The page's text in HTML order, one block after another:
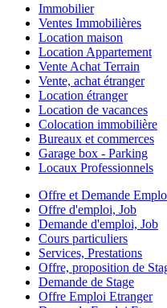
Immobilier
Ventes Immobilières
Location maison
Location Appartement
Vente Achat Terrain
Vente, achat étranger
Location étranger
Location de vacances
Colocation immobilière
Bureaux et commerces
Garage box - Parking
Locaux Professionnels
Offre et Demande
Offre d'emploi, Job
Demande d'emploi, Job
Cours particuliers
Services, Prestations
Offre, proposition de
Demande de Stage
Offre Emploi Etranger